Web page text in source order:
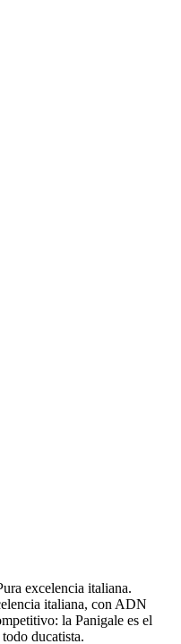
excelencia italiana.
italiana, con ADN
la Panigale es el
ducatista.